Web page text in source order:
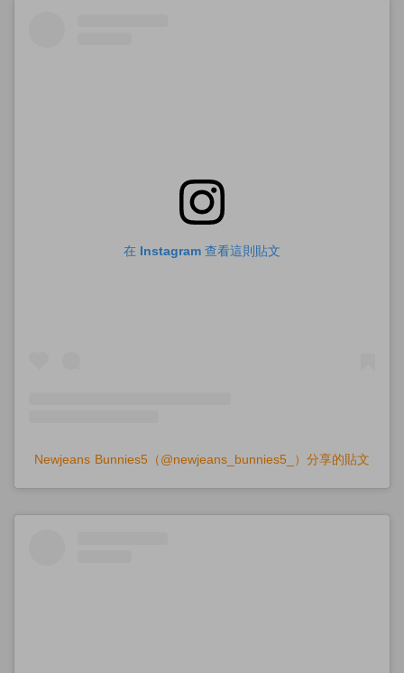
在 Instagram 查看這則貼文
Newjeans Bunnies5（@newjeans_bunnies5_）分享的貼文